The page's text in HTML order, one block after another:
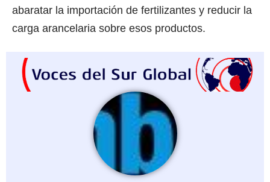
abaratar la importación de fertilizantes y reducir la
carga arancelaria sobre esos productos.